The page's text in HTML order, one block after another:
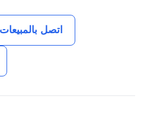
اتصل بالمبيعات